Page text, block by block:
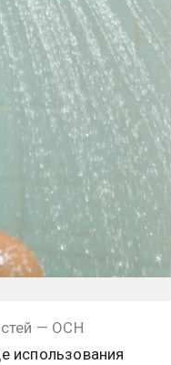
— ОСН
использования